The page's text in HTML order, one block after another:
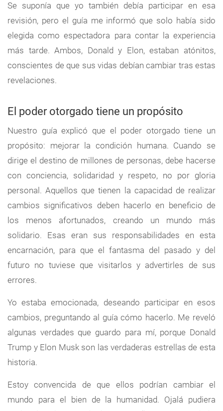
Se suponía que yo también debía participar en esa
revisión, pero el guía me informó que solo había sido
elegida como espectadora para contar la experiencia
más tarde. Ambos, Donald y Elon, estaban atónitos,
conscientes de que sus vidas debían cambiar tras estas
revelaciones.
El poder otorgado tiene un propósito
Nuestro guía explicó que el poder otorgado tiene un
propósito: mejorar la condición humana. Cuando se
dirige el destino de millones de personas, debe hacerse
con conciencia, solidaridad y respeto, no por gloria
personal. Aquellos que tienen la capacidad de realizar
cambios significativos deben hacerlo en beneficio de
los menos afortunados, creando un mundo más
solidario. Esas eran sus responsabilidades en esta
encarnación, para que el fantasma del pasado y del
futuro no tuviese que visitarlos y advertirles de sus
errores.
Yo estaba emocionada, deseando participar en esos
cambios, preguntando al guía cómo hacerlo. Me reveló
algunas verdades que guardo para mí, porque Donald
Trump y Elon Musk son las verdaderas estrellas de esta
historia.
Estoy convencida de que ellos podrían cambiar el
mundo para el bien de la humanidad. Ojalá pudiera